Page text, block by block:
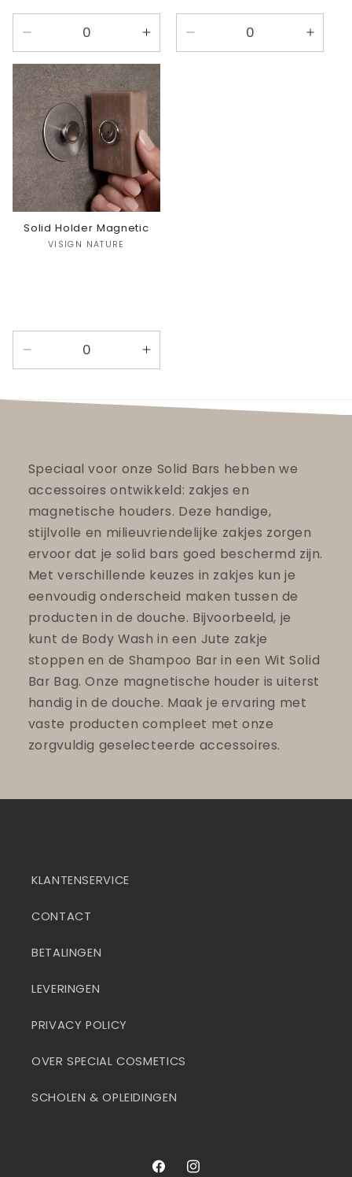
verlagen
voor
Default
Title
Aantal
verhogen
voor
Default
Title
verlagen
Aantal
Solid Holder Magnetic
Verkoper:
VISIGN NATURE
verlagen
Default
Aantal
verhogen
Default
Speciaal voor onze Solid Bars hebben we
accessoires ontwikkeld: zakjes en
magnetische houders. Deze handige,
stijlvolle en milieuvriendelijke zakjes zorgen
ervoor dat je solid bars goed beschermd zijn.
Met verschillende keuzes in zakjes kun je
eenvoudig onderscheid maken tussen de
producten in de douche. Bijvoorbeeld, je
kunt de Body Wash in een Jute zakje
stoppen en de Shampoo Bar in een Wit Solid
Bar Bag. Onze magnetische houder is uiterst
handig in de douche. Maak je ervaring met
vaste producten compleet met onze
zorgvuldig geselecteerde accessoires.
KLANTENSERVICE
CONTACT
BETALINGEN
LEVERINGEN
PRIVACY POLICY
OVER SPECIAL COSMETICS
SCHOLEN & OPLEIDINGEN